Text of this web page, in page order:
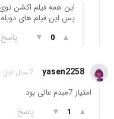
این همه فیلم اکشن
پس این فیلم های
▲
0
▼ پاسخ
yasen2258 2 سال قبل
امتیاز 7مبدم عالی بود
▲
1
▼ پاسخ